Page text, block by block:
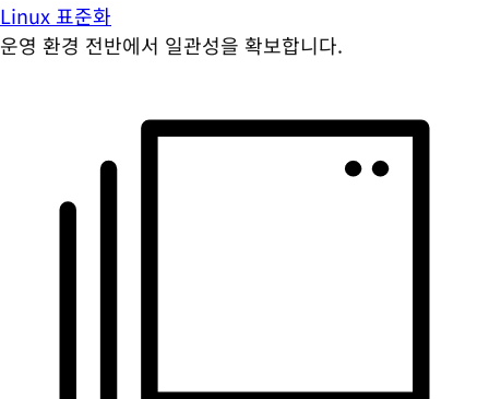
Linux 표준화
운영 환경 전반에서 일관성을 확보합니다.